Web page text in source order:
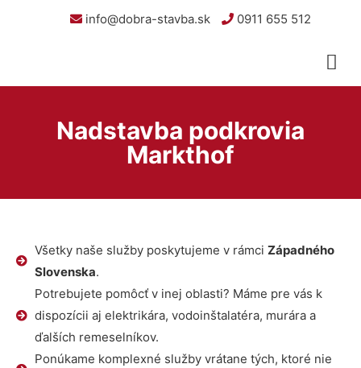
info@dobra-stavba.sk 0911 655 512
Nadstavba podkrovia
Markthof
Všetky naše služby poskytujeme v rámci Západného
Slovenska.
Potrebujete pomôcť v inej oblasti? Máme pre vás k
dispozícii aj elektrikára, vodoinštalatéra, murára a
ďalších remeselníkov.
Ponúkame komplexné služby vrátane tých, ktoré nie